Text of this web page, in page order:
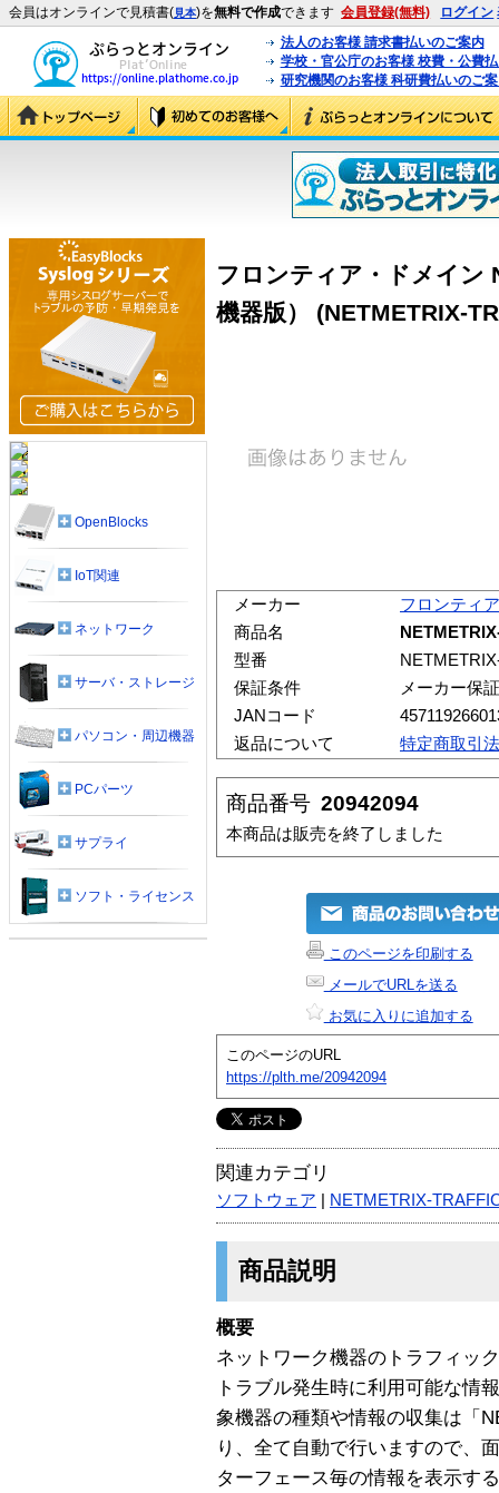
会員はオンラインで見積書(見本)を無料で作成できます 会員登録(無料) ログイン
法人のお客様 請求書払いのご案内
学校・官公庁のお客様 校費・公費
研究機関のお客様 科研費払いのご
フロンティア・ドメイン
機器版） (NETMETRIX-
メーカー
フロンティ
商品名
型番
保証条件
メーカー保証
JANコード
返品について
特定商取引
商品番号 20942094
本商品は販売を終了しました
このページを印刷する
メールでURLを送る
お気に入りに追加する
このページのURL
https://plth.me/20942094
関連カテゴリ
ソフトウェア NETMETRIX-
商品説明
概要
ネットワーク機器のトラフィッ
トラブル発生時に利用可能な情
象機器の種類や情報の収集は「
り、全て自動で行いますので、
ターフェース毎の情報を表示す
OpenBlocks
IoT関連
ネットワーク
サーバ・ストレージ
パソコン・周辺機器
PCパーツ
サプライ
ソフト・ライセンス